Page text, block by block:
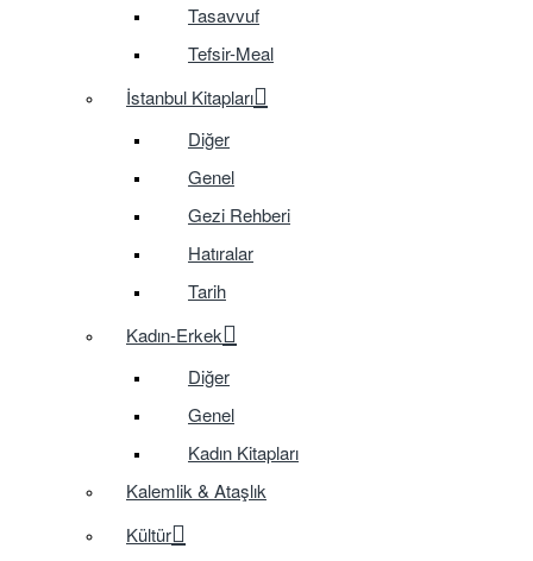
Tasavvuf
Tefsir-Meal
İstanbul Kitapları
Diğer
Genel
Gezi Rehberi
Hatıralar
Tarih
Kadın-Erkek
Diğer
Genel
Kadın Kitapları
Kalemlik & Ataşlık
Kültür